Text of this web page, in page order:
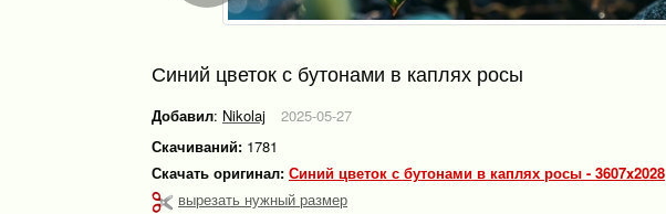
Синий цветок с бутонами в каплях росы
Добавил: Nikolaj
2025-05-27
Скачиваний: 1781
Скачать оригинал:
Синий цветок с бутонами в каплях росы - 3607x2028
вырезать нужный размер